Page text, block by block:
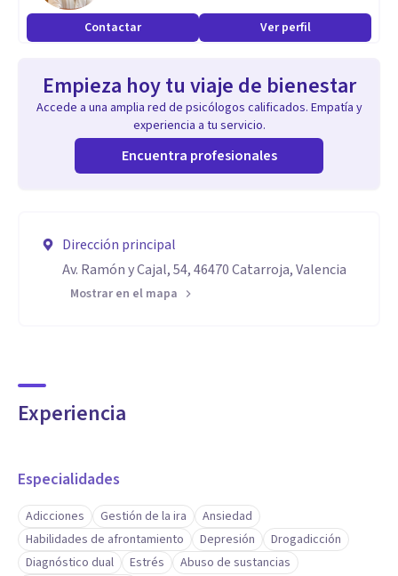
Contactar Ver perfil
Empieza hoy tu viaje de bienestar
Accede a una amplia red de psicólogos calificados. Empatía y
experiencia a tu servicio.
Encuentra profesionales
Dirección principal
Av. Ramón y Cajal, 54, 46470 Catarroja, Valencia
Mostrar en el mapa
Experiencia
Especialidades
Adicciones Gestión de la ira
Ansiedad
Habilidades de afrontamiento
Depresión
Drogadicción
Diagnóstico dual
Estrés
Abuso de sustancias